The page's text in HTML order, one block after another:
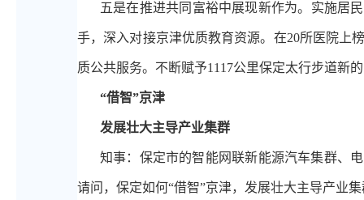
五是在推进共同富裕中展现新作为。实施居
手，深入对接京津优质教育资源。在20所医院上
质公共服务。不断赋予1117公里保定太行步道新
“借智”京津
发展壮大主导产业集群
知事：保定市的智能网联新能源汽车集群、
请问，保定如何“借智”京津，发展壮大主导产业